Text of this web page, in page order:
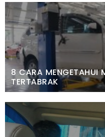
8 CARA MENGETAHUI
TERTABRAK